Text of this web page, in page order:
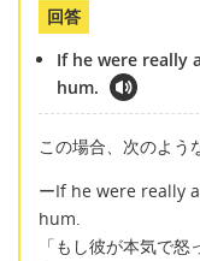
回答
If he were really
hum.
この場合、次のよう
ーIf he were really
hum.
「もし彼が本気で